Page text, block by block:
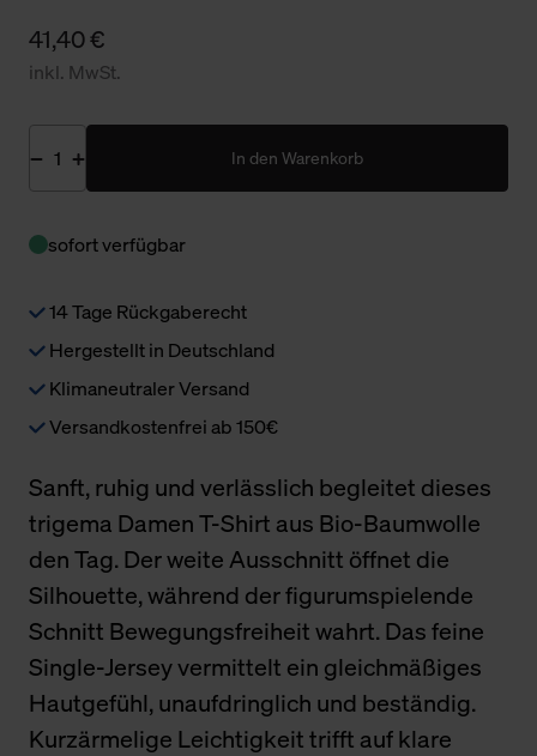
41,40 €
inkl. MwSt.
In den Warenkorb
sofort verfügbar
14 Tage Rückgaberecht
Hergestellt in Deutschland
Klimaneutraler Versand
Versandkostenfrei ab 150€
Sanft, ruhig und verlässlich begleitet dieses
trigema Damen T-Shirt aus Bio-Baumwolle
den Tag. Der weite Ausschnitt öffnet die
Silhouette, während der figurumspielende
Schnitt Bewegungsfreiheit wahrt. Das feine
Single-Jersey vermittelt ein gleichmäßiges
Hautgefühl, unaufdringlich und beständig.
Kurzärmelige Leichtigkeit trifft auf klare